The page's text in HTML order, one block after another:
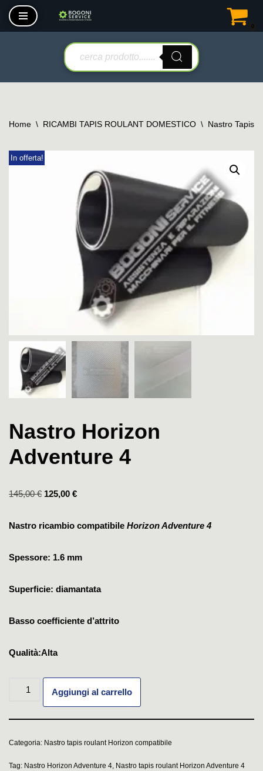
Vai
Home \ RICAMBI TAPIS ROULANT DOMESTICO \ Nastro Tapis
In offerta!
Nastro Horizon
Adventure 4
145,00€ 125,00 €
Nastro ricambio compatibile Horizon Adventure 4
Spessore: 1.6 mm
Superficie: diamantata
Basso coefficiente d’attrito
Qualità:Alta
Aggiungi al carrello
Categoria: Nastro tapis roulant Horizon compatibile
Tag: Nastro Horizon Adventure 4, Nastro tapis roulant Horizon Adventure 4